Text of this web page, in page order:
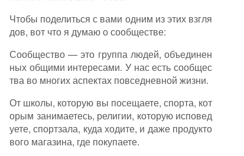
Чтобы поделиться с вами одним из этих взгля
дов, вот что я думаю о сообществе:
Сообщество — это группа людей, объединен
ных общими интересами. У нас есть сообщес
тва во многих аспектах повседневной жизни.
От школы, которую вы посещаете, спорта, кот
орым занимаетесь, религии, которую исповед
уете, спортзала, куда ходите, и даже продукто
вого магазина, где покупаете.